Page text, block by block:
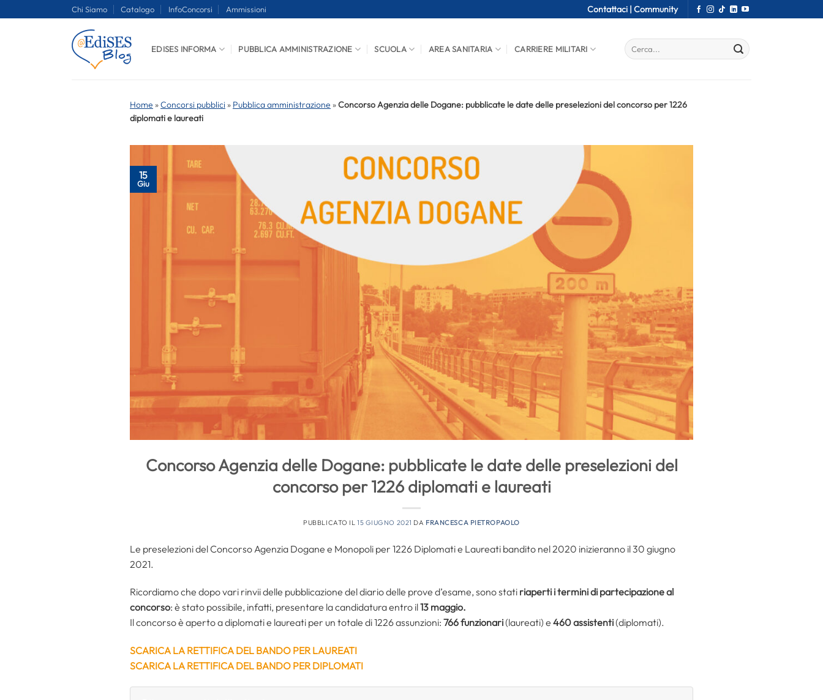
Chi Siamo Catalogo InfoConcorsi Ammissioni Contattaci | Community
EDISES INFORMA PUBBLICA AMMINISTRAZIONE SCUOLA AREA SANITARIA CARRIERE MILITARI
Home »Concorsi pubblici » Pubblica amministrazione »Concorso Agenzia delle Dogane: pubblicate le date delle preselezioni del concorso per 1226
diplomati e laureati
15
Giu
Concorso Agenzia delle Dogane: pubblicate le date delle preselezioni del
concorso per 1226 diplomati e laureati
PUBBLICATO IL 15 GIUGNO 2021 DA FRANCESCA PIETROPAOLO
Le preselezioni del Concorso Agenzia Dogane e Monopoli per 1226 Diplomati e Laureati bandito nel 2020 inizieranno il 30 giugno
2021.
Ricordiamo che dopo vari rinvii delle pubblicazione del diario delle prove d’esame, sono stati riaperti i termini di partecipazione al
concorso: è stato possibile, infatti, presentare la candidatura entro il13 maggio.
Il concorso è aperto a diplomati e laureati per un totale di 1226 assunzioni: 766 funzionari(laureati) e 460 assistenti(diplomati).
SCARICA LA RETTIFICA DEL BANDO PER LAUREATI
SCARICA LA RETTIFICA DEL BANDO PER DIPLOMATI